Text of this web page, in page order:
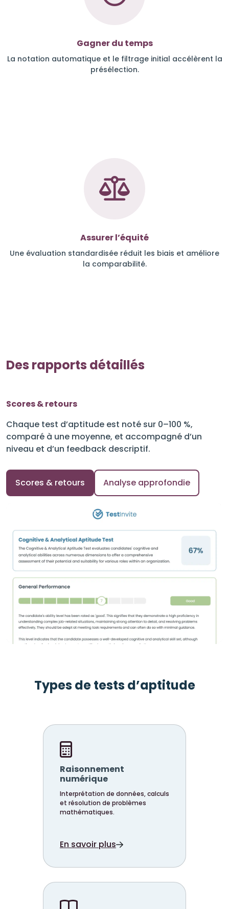
Gagner du temps
La notation automatique et le filtrage initial accélèrent la
présélection.
Assurer l’équité
Une évaluation standardisée réduit les biais et améliore
la comparabilité.
Des rapports détaillés
Scores & retours
Chaque test d’aptitude est noté sur 0–100 %,
comparé à une moyenne, et accompagné d’un
niveau et d’un feedback descriptif.
Scores & retours Analyse approfondie
Types de tests d’aptitude
Raisonnement
numérique
Interprétation de données, calculs
et résolution de problèmes
mathématiques.
En savoir plus